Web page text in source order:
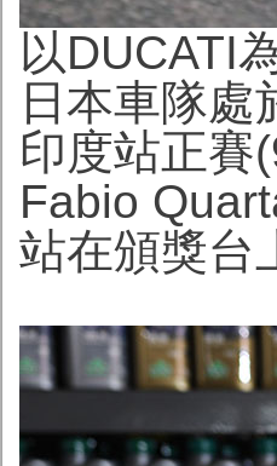
以DUCATI
日本車隊處
印度站正賽
Fabio
站在頒獎台